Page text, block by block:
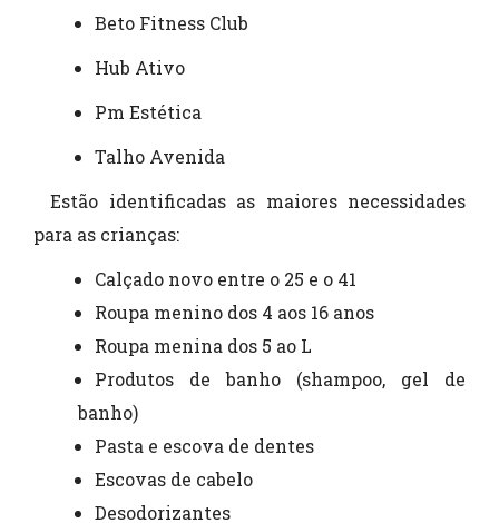
Beto Fitness Club
Hub Ativo
Pm Estética
Talho Avenida
Estão identificadas as maiores necessidades
para as crianças:
Calçado novo entre o 25 e o 41
Roupa menino dos 4 aos 16 anos
Roupa menina dos 5 ao L
Produtos de banho (shampoo, gel de
banho)
Pasta e escova de dentes
Escovas de cabelo
Desodorizantes